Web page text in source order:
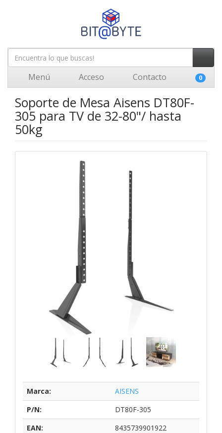
Menú Acceso Contacto 0
Soporte de Mesa Aisens DT80F-
305 para TV de 32-80"/ hasta
50kg
Marca:
AISENS
P/N:
DT80F-305
EAN:
8435739901922